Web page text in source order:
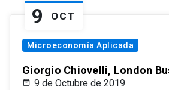
9 OCT
Microeconomía Aplicada
Giorgio Chiovelli, London
9 de Octubre de 2019